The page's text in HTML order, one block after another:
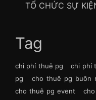
TỔ CHỨC SỰ
Tag
chi phí thuê pg chi phí
pg
cho thuê pg buôn
cho thuê pg event